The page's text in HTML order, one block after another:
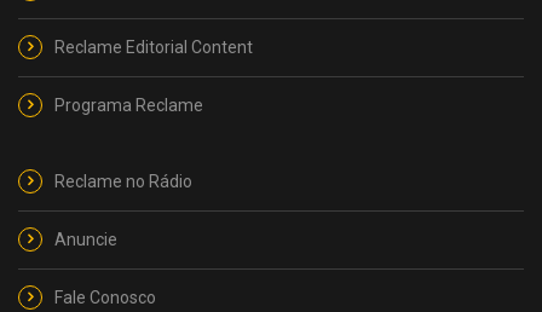
Reclame Editorial Content
Programa Reclame
Reclame no Rádio
Anuncie
Fale Conosco